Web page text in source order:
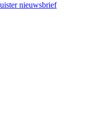
nieuwsbrief